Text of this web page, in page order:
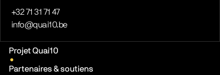
Téléphone
+32 71 31 71 47
E-mail
info@quai10.be
Liens pratiques
Projet Quai10
Partenaires & soutiens